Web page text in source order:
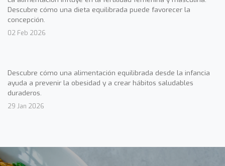
Descubre cómo una dieta equilibrada puede favorecer la
concepción.
02 Feb 2026
Descubre cómo una alimentación equilibrada desde la infancia
ayuda a prevenir la obesidad y a crear hábitos saludables
duraderos.
29 Jan 2026